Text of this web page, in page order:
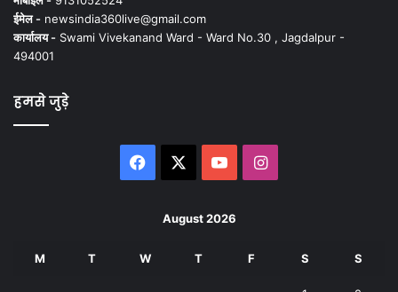
ईमेल - newsindia360live@gmail.com
कार्यालय - Swami Vivekanand Ward - Ward No.30 , Jagdalpur -
494001
हमसे जुड़े
Facebook YouTubeInstagram
August 2026
M T W T F S S